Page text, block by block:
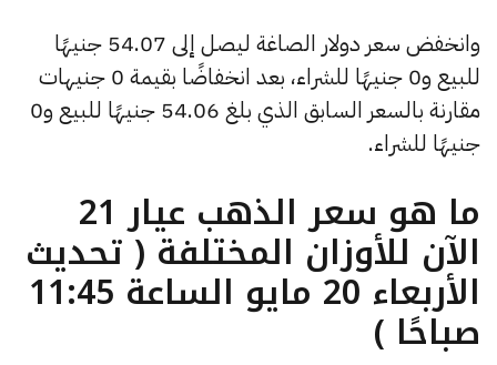
وانخفض سعر دولار الصاغة ليصل إلى 54.07 جنيهًا
للبيع و0 جنيهًا للشراء، بعد انخفاضًا بقيمة 0 جنيهات
مقارنة بالسعر السابق الذي بلغ 54.06 جنيهًا للبيع و0
جنيهًا للشراء.
ما هو سعر الذهب عيار 21
الآن للأوزان المختلفة ( تحديث
الأربعاء 20 مايو الساعة 11:45
صباحًا )